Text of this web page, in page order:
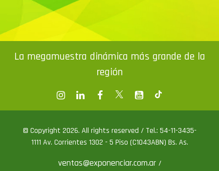
La megamuestra dinámica más grande de la
región
© Copyright 2026. All rights reserved / Tel.: 54-11-3435-
1111 Av. Corrientes 1302 - 5 Piso (C1043ABN) Bs. As.
ventas@exponenciar.com.ar /